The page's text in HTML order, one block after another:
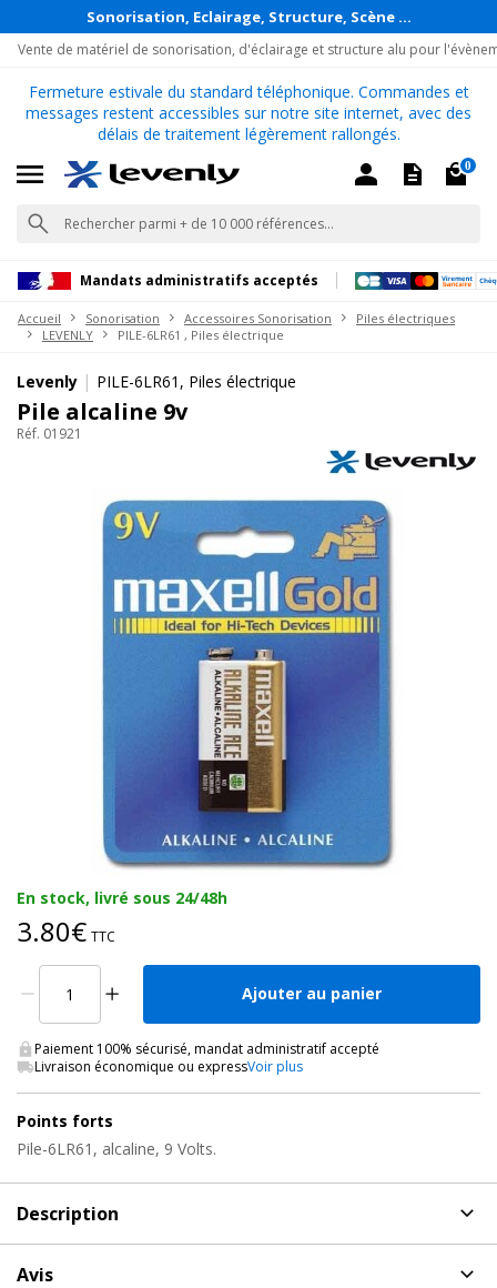
Sonorisation, Eclairage, Structure, Scène ...
Vente de matériel de sonorisation, d'éclairage et structure alu pour
Fermeture estivale du standard téléphonique. Commandes et
messages restent accessibles sur notre site internet, avec des
délais de traitement légèrement rallongés.
0
Mandats administratifs acceptés
Accueil Sonorisation Accessoires Sonorisation
Piles électriques
LEVENLY
PILE-6LR61 , Piles électrique
Levenly | PILE-6LR61, Piles électrique
Pile alcaline 9v
Réf. 01921
En stock, livré sous 24/48h
3.80€ TTC
Ajouter au panier
Paiement 100% sécurisé, mandat administratif accepté
Livraison économique ou expressVoir plus
Points forts
Pile-6LR61, alcaline, 9 Volts.
Description
Avis